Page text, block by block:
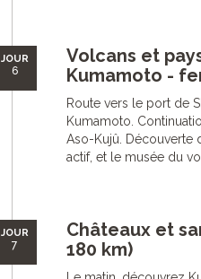
JOUR
6
Volcans et
Kumamoto -
Route vers le port de
Kumamoto.
Aso-Kujû. Découverte
actif, et le musée du
JOUR
7
Châteaux et
180 km)